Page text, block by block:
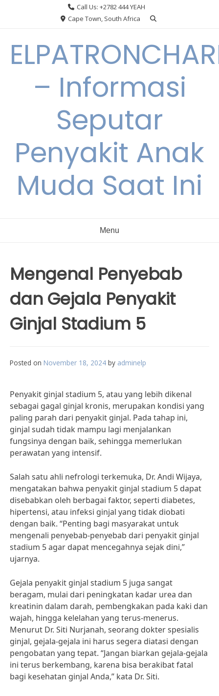
Call Us: +2782 444 YEAH
Cape Town, South Africa
– Informasi
Seputar
Penyakit Anak
Muda Saat Ini
Menu
Mengenal Penyebab
dan Gejala Penyakit
Ginjal Stadium 5
Posted on November 18, 2024 by adminelp
Penyakit ginjal stadium 5, atau yang lebih dikenal
sebagai gagal ginjal kronis, merupakan kondisi yang
paling parah dari penyakit ginjal. Pada tahap ini,
ginjal sudah tidak mampu lagi menjalankan
fungsinya dengan baik, sehingga memerlukan
perawatan yang intensif.
Salah satu ahli nefrologi terkemuka, Dr. Andi Wijaya,
mengatakan bahwa penyakit ginjal stadium 5 dapat
disebabkan oleh berbagai faktor, seperti diabetes,
hipertensi, atau infeksi ginjal yang tidak diobati
dengan baik. “Penting bagi masyarakat untuk
mengenali penyebab-penyebab dari penyakit ginjal
stadium 5 agar dapat mencegahnya sejak dini,”
ujarnya.
Gejala penyakit ginjal stadium 5 juga sangat
beragam, mulai dari peningkatan kadar urea dan
kreatinin dalam darah, pembengkakan pada kaki dan
wajah, hingga kelelahan yang terus-menerus.
Menurut Dr. Siti Nurjanah, seorang dokter spesialis
ginjal, gejala-gejala ini harus segera diatasi dengan
pengobatan yang tepat. “Jangan biarkan gejala-gejala
ini terus berkembang, karena bisa berakibat fatal
bagi kesehatan ginjal Anda,” kata Dr. Siti.